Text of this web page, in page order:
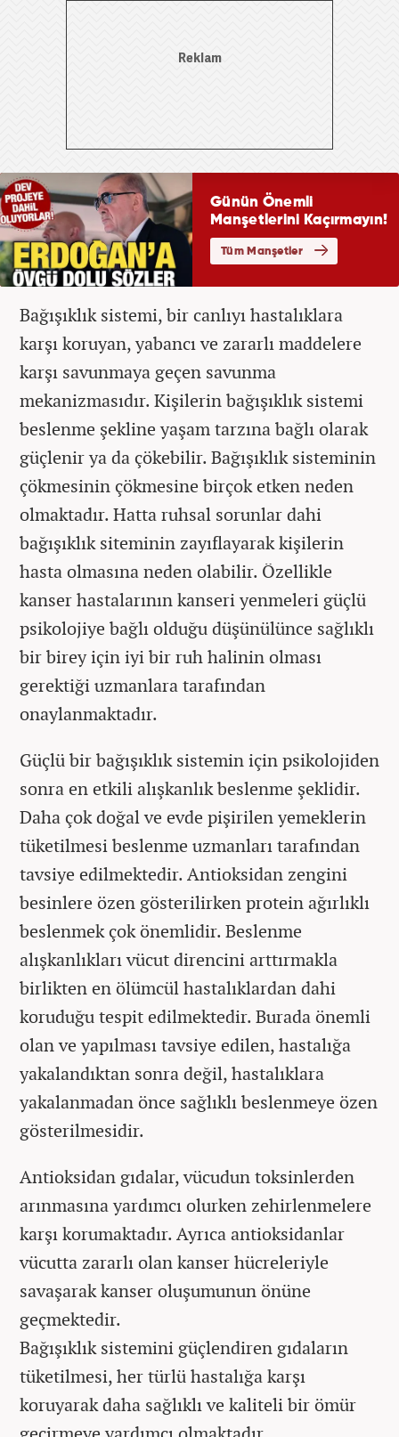
Bağışıklık sistemi, bir canlıyı hastalıklara
karşı koruyan, yabancı ve zararlı maddelere
karşı savunmaya geçen savunma
mekanizmasıdır. Kişilerin bağışıklık sistemi
beslenme şekline yaşam tarzına bağlı olarak
güçlenir ya da çökebilir. Bağışıklık sisteminin
çökmesinin çökmesine birçok etken neden
olmaktadır. Hatta ruhsal sorunlar dahi
bağışıklık siteminin zayıflayarak kişilerin
hasta olmasına neden olabilir. Özellikle
kanser hastalarının kanseri yenmeleri güçlü
psikolojiye bağlı olduğu düşünülünce sağlıklı
bir birey için iyi bir ruh halinin olması
gerektiği uzmanlara tarafından
onaylanmaktadır.
Güçlü bir bağışıklık sistemin için psikolojiden
sonra en etkili alışkanlık beslenme şeklidir.
Daha çok doğal ve evde pişirilen yemeklerin
tüketilmesi beslenme uzmanları tarafından
tavsiye edilmektedir. Antioksidan zengini
besinlere özen gösterilirken protein ağırlıklı
beslenmek çok önemlidir. Beslenme
alışkanlıkları vücut direncini arttırmakla
birlikten en ölümcül hastalıklardan dahi
koruduğu tespit edilmektedir. Burada önemli
olan ve yapılması tavsiye edilen, hastalığa
yakalandıktan sonra değil, hastalıklara
yakalanmadan önce sağlıklı beslenmeye özen
gösterilmesidir.
Antioksidan gıdalar, vücudun toksinlerden
arınmasına yardımcı olurken zehirlenmelere
karşı korumaktadır. Ayrıca antioksidanlar
vücutta zararlı olan kanser hücreleriyle
savaşarak kanser oluşumunun önüne
geçmektedir.
Bağışıklık sistemini güçlendiren gıdaların
tüketilmesi, her türlü hastalığa karşı
koruyarak daha sağlıklı ve kaliteli bir ömür